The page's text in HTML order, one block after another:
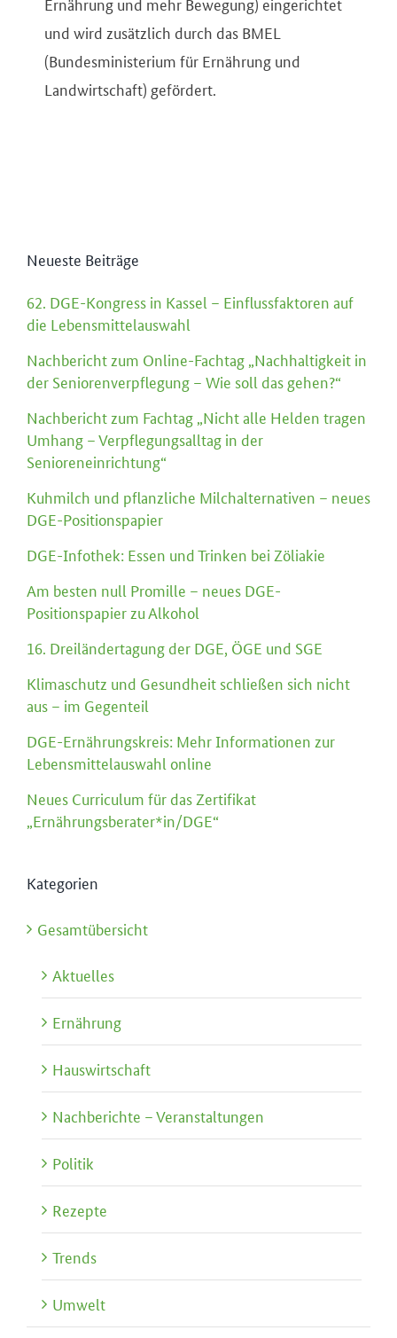
und wird zusätzlich durch das BMEL
(Bundesministerium für Ernährung und
Landwirtschaft) gefördert.
Neueste Beiträge
62. DGE-Kongress in Kassel – Einflussfaktoren auf
die Lebensmittelauswahl
Nachbericht zum Online-Fachtag „Nachhaltigkeit in
der Seniorenverpflegung – Wie soll das gehen?“
Nachbericht zum Fachtag „Nicht alle Helden tragen
Umhang – Verpflegungsalltag in der
Senioreneinrichtung“
Kuhmilch und pflanzliche Milchalternativen – neues
DGE-Positionspapier
DGE-Infothek: Essen und Trinken bei Zöliakie
Am besten null Promille – neues DGE-
Positionspapier zu Alkohol
16. Dreiländertagung der DGE, ÖGE und SGE
Klimaschutz und Gesundheit schließen sich nicht
aus – im Gegenteil
DGE-Ernährungskreis: Mehr Informationen zur
Lebensmittelauswahl online
Neues Curriculum für das Zertifikat
„Ernährungsberater*in/DGE“
Kategorien
Gesamtübersicht
Aktuelles
Ernährung
Hauswirtschaft
Nachberichte – Veranstaltungen
Politik
Rezepte
Trends
Umwelt